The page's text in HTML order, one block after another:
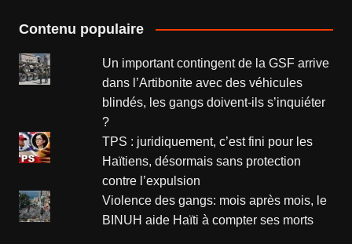
Contenu populaire
Un important contingent de la GSF arrive
dans l’Artibonite avec des véhicules
blindés, les gangs doivent-ils s’inquiéter
?
TPS : juridiquement, c’est fini pour les
Haïtiens, désormais sans protection
contre l’expulsion
Violence des gangs: mois après mois, le
BINUH aide Haïti à compter ses morts